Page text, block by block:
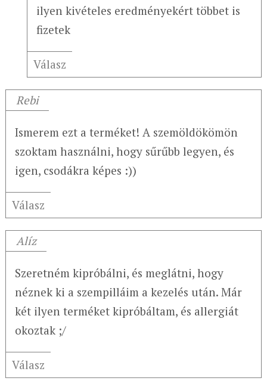
ilyen kivételes eredményekért többet is
fizetek
Válasz
Rebi
Ismerem ezt a terméket! A szemöldökömön
szoktam használni, hogy sűrűbb legyen, és
igen, csodákra képes :))
Válasz
Alíz
Szeretném kipróbálni, és meglátni, hogy
néznek ki a szempilláim a kezelés után. Már
két ilyen terméket kipróbáltam, és allergiát
okoztak ;/
Válasz